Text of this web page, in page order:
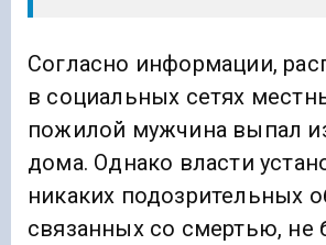
Согласно информации,
в социальных сетях
пожилой мужчина выпал
дома. Однако власти
никаких подозрительных
связанных со смертью, не